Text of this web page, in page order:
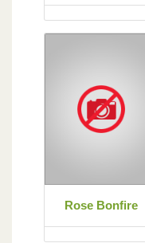
Rose Bonfire